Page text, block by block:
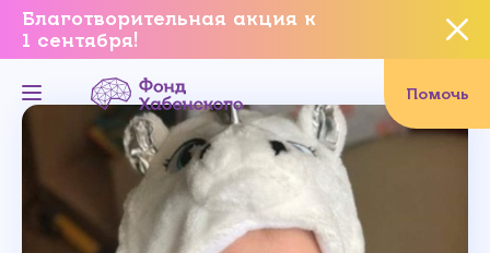
Благотворительная акция к
1 сентября!
Помочь
Вы уверены, что хотите
завершить данное событие?
Да, уверен